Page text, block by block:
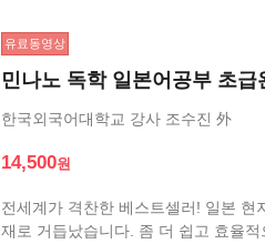
유료동영상
민나노 독학 일본어공부 초급
한국외국어대학교 강사 조수진 外
14,500
전세계가 격찬한 베스트셀러! 일본
재로 거듭났습니다. 좀 더 쉽고 효율